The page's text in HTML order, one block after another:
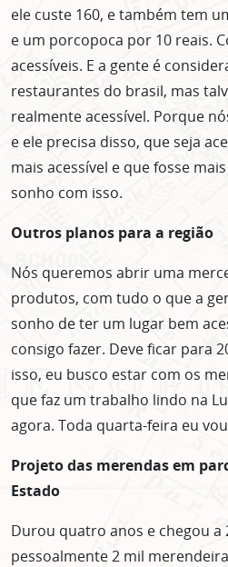
ele custe 160, e também tem
e um porcopoca por 10 reais.
acessíveis. E a gente é
restaurantes do brasil, mas
realmente acessível. Porque
e ele precisa disso, que seja
mais acessível e que fosse
sonho com isso.
Outros planos para a região
Nós queremos abrir uma
produtos, com tudo o que a
sonho de ter um lugar bem
consigo fazer. Deve ficar para
isso, eu busco estar com os
que faz um trabalho lindo na
agora. Toda quarta-feira eu
Projeto das merendas em
Estado
Durou quatro anos e chegou a
pessoalmente 2 mil